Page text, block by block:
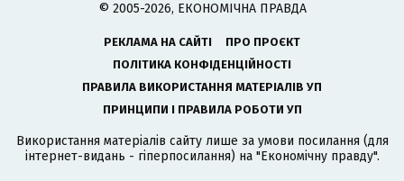
© 2005-2026, ЕКОНОМІЧНА ПРАВДА
РЕКЛАМА НА САЙТІ
ПРО ПРОЄКТ
ПОЛІТИКА КОНФІДЕНЦІЙНОСТІ
ПРАВИЛА ВИКОРИСТАННЯ МАТЕРІАЛІВ УП
ПРИНЦИПИ І ПРАВИЛА РОБОТИ УП
Використання матеріалів сайту лише за умови посилання (для
інтернет-видань - гіперпосилання) на "Економічну правду".